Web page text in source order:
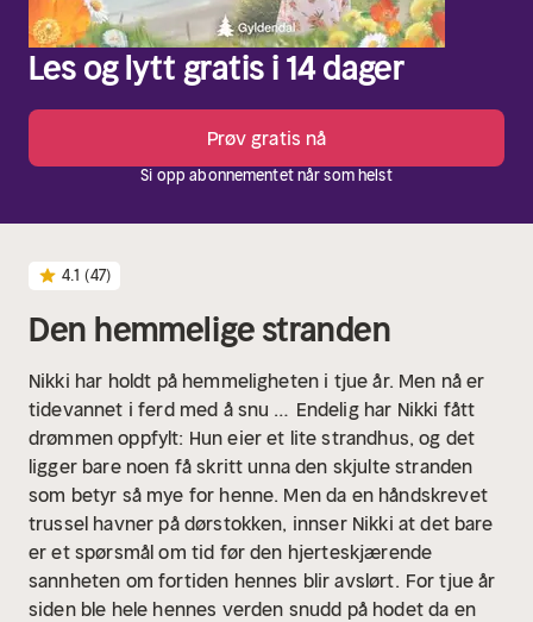
Les og lytt gratis i 14 dager
Prøv gratis nå
Si opp abonnementet når som helst
4.1 (47)
Den hemmelige stranden
Nikki har holdt på hemmeligheten i tjue år. Men nå er
tidevannet i ferd med å snu … Endelig har Nikki fått
drømmen oppfylt: Hun eier et lite strandhus, og det
ligger bare noen få skritt unna den skjulte stranden
som betyr så mye for henne. Men da en håndskrevet
trussel havner på dørstokken, innser Nikki at det bare
er et spørsmål om tid før den hjerteskjærende
sannheten om fortiden hennes blir avslørt. For tjue år
siden ble hele hennes verden snudd på hodet da en